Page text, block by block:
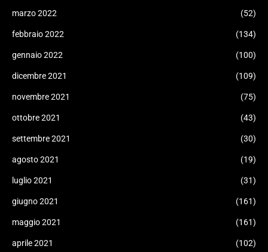
marzo 2022 (52)
febbraio 2022 (134)
gennaio 2022 (100)
dicembre 2021 (109)
novembre 2021 (75)
ottobre 2021 (43)
settembre 2021 (30)
agosto 2021 (19)
luglio 2021 (31)
giugno 2021 (161)
maggio 2021 (161)
aprile 2021 (102)